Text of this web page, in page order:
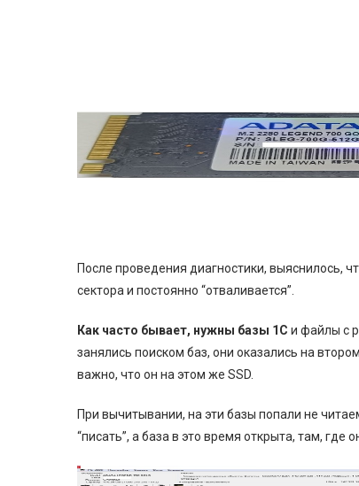
После проведения диагностики, выяснилось,
сектора и постоянно “отваливается”.
Как часто бывает, нужны базы 1С и файлы с
занялись поиском баз, они оказались на
важно, что он на этом же SSD.
При вычитывании, на эти базы попали не
“писать”, а база в это время открыта, там, где